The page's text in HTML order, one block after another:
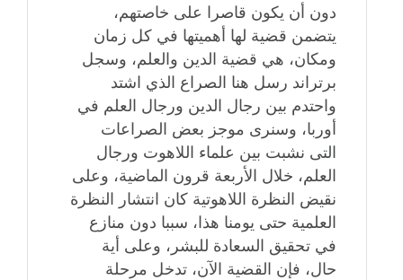
دون أن يكون قاصرا على خاصتهم،
يتضمن قضية لها أهميتها في كل زمان
ومكان، هي قضية الدين والعلم، وسجل
برتراند رسل هنا الصراع الذي اشتد
واحتدم بين رجال الدين ورجال العلم في
أوربا، وسنرى موجز بعض الصراعات
التى نشبت بين علماء اللاهوت ورجال
العلم، خلال الأربعة قرون الماضية، وعلى
نقيض النظرة اللاهوتية كان انتشار النظرة
العلمية حتى يومنا هذا، سببا دون منازع
في تحقيق السعادة للبشر، وعلى أية
حال، فإن القضية الآن، تدخل مرحلة